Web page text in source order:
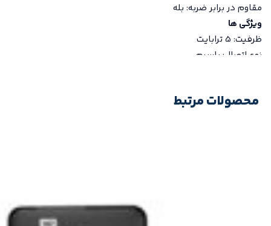
مقاوم در برابر ضربه: بله
ویژگی ها
ظرفیت: 5 ترابایت
نوع اتصال: باسیم
مقاوم در برابر ضربه: بله
محصولات مرتبط